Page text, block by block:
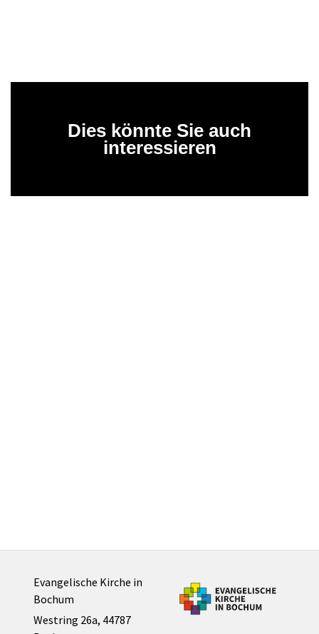
Dies könnte Sie auch
interessieren
Evangelische Kirche in
Bochum
Westring 26a, 44787